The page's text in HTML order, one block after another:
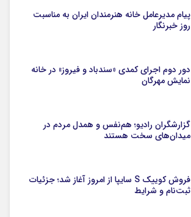
پیام مدیرعامل خانه هنرمندان ایران به مناسبت
روز خبرنگار
دور دوم اجرای کمدی «سندباد و فیروز» در خانه
نمایش مهرگان
گزارشگران رادیو؛ هم‌نفس و همدل مردم در
میدان‌های سخت هستند
فروش کوییک S سایپا از امروز آغاز شد؛ جزئیات
ثبت‌نام و شرایط